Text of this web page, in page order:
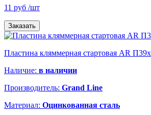
11 руб /шт
Заказать
Пластина кляммерная стартовая AR
Наличие: в наличии
Производитель: Grand Line
Материал: Оцинкованная сталь